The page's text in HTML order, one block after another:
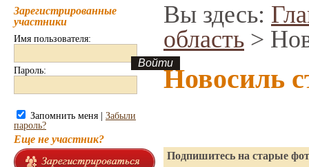
Зарегистрированные
участники
Имя пользователя:
Пароль:
Запомнить меня | Забыли
пароль?
Еще не участник?
Вы здесь:
область >
Новосиль
Подпишитесь на старые